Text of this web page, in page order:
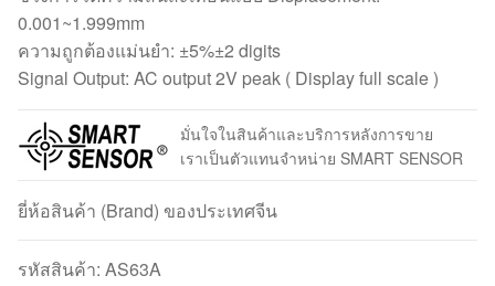
0.001~1.999mm
ความถูกต้องแม่นยำ: ±5%±2 digits
Signal Output: AC output 2V peak ( Display full scale )
มั่นใจในสินค้าและบริการหลังการขาย
เราเป็นตัวแทนจำหน่าย SMART SENSOR
ยี่ห้อสินค้า (Brand) ของประเทศจีน
รหัสสินค้า: AS63A